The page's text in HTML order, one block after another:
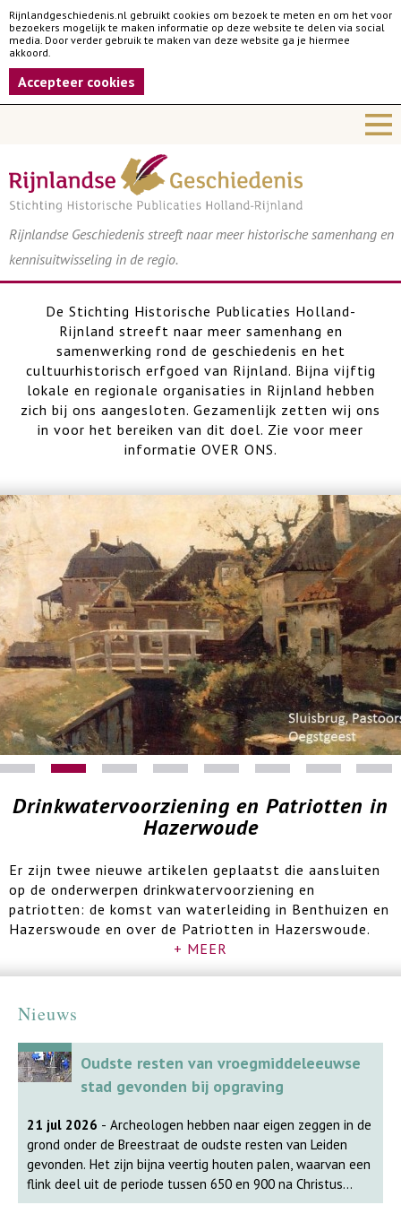
Rijnlandgeschiedenis.nl gebruikt cookies om bezoek te meten en om het voor
bezoekers mogelijk te maken informatie op deze website te delen via social
media. Door verder gebruik te maken van deze website ga je hiermee
akkoord.
Accepteer cookies
Rijnlandse Geschiedenis streeft naar meer historische samenhang en
kennisuitwisseling in de regio.
Drinkwatervoorziening en Patriotten in
Hazerwoude
Er zijn twee nieuwe artikelen geplaatst die aansluiten
op de onderwerpen drinkwatervoorziening en
patriotten: de komst van waterleiding in Benthuizen en
Hazerswoude en over de Patriotten in Hazerswoude.
+ MEER
De Stichting Historische Publicaties Holland-
Rijnland streeft naar meer samenhang en
samenwerking rond de geschiedenis en het
cultuurhistorisch erfgoed van Rijnland. Bijna vijftig
lokale en regionale organisaties in Rijnland hebben
zich bij ons aangesloten. Gezamenlijk zetten wij ons
in voor het bereiken van dit doel. Zie voor meer
informatie OVER ONS.
Nieuws
Oudste resten van vroegmiddeleeuwse
stad gevonden bij opgraving
21 jul 2026 - Archeologen hebben naar eigen zeggen in de
grond onder de Breestraat de oudste resten van Leiden
gevonden. Het zijn bijna veertig houten palen, waarvan een
flink deel uit de periode tussen 650 en 900 na Christus